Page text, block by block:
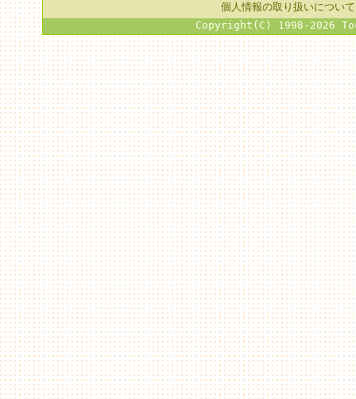
個人情報の取り扱いについて
Copyright(C) 1998-